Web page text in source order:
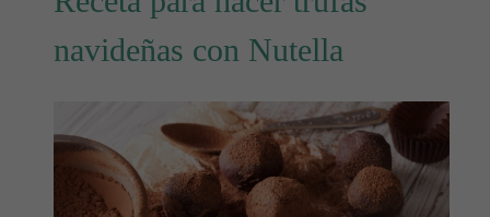
navideñas con Nutella